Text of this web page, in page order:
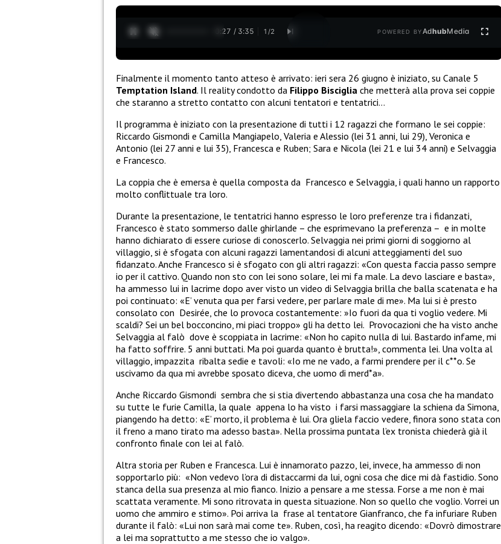
0:28 / 3:35 1 /2 POWERED BYAdhubMedia
Finalmente il momento tanto atteso è arrivato: ieri sera 26 giugno è iniziato, su Canale 5
Temptation Island. Il reality condotto da Filippo Bisciglia che metterà alla prova sei coppie
che staranno a stretto contatto con alcuni tentatori e tentatrici…
Il programma è iniziato con la presentazione di tutti i 12 ragazzi che formano le sei coppie:
Riccardo Gismondi e Camilla Mangiapelo, Valeria e Alessio (lei 31 anni, lui 29), Veronica e
Antonio (lei 27 anni e lui 35), Francesca e Ruben; Sara e Nicola (lei 21 e lui 34 anni) e Selvaggia
e Francesco.
La coppia che è emersa è quella composta da Francesco e Selvaggia, i quali hanno un rapporto
molto conflittuale tra loro.
Durante la presentazione, le tentatrici hanno espresso le loro preferenze tra i fidanzati,
Francesco è stato sommerso dalle ghirlande – che esprimevano la preferenza – e in molte
hanno dichiarato di essere curiose di conoscerlo. Selvaggia nei primi giorni di soggiorno al
villaggio, si è sfogata con alcuni ragazzi lamentandosi di alcuni atteggiamenti del suo
fidanzato.Anche Francesco si è sfogato con gli altri ragazzi: «Con questa faccia passo sempre
io per il cattivo. Quando non sto con lei sono solare, lei mi fa male. La devo lasciare e basta»,
ha ammesso lui in lacrime dopo aver visto un video di Selvaggia brilla che balla scatenata e ha
poi continuato: «E’ venuta qua per farsi vedere, per parlare male di me». Ma lui si è presto
consolato con Desirée , che lo provoca costantemente: »Io fuori da qua ti voglio vedere. Mi
scaldi? Sei un bel bocconcino, mi piaci troppo» gli ha detto lei. Provocazioni che ha visto anche
Selvaggia al falò dove è scoppiata in lacrime: «Non ho capito nulla di lui. Bastardo infame, mi
ha fatto soffrire. 5 anni buttati. Ma poi guarda quanto è brutta!», commenta lei. Una volta al
villaggio, impazzita ribalta sedie e tavoli: «Io me ne vado, a farmi prendere per il c**o. Se
uscivamo da qua mi avrebbe sposato diceva, che uomo di merd*a».
Anche Riccardo Gismondi sembra che si stia divertendo abbastanza una cosa che ha mandato
su tutte le furie Camilla , la quale appena lo ha visto i farsi massaggiare la schiena da Simona
piangendo ha detto: «E’ morto, il problema è lui. Ora gliela faccio vedere, finora sono stata con
il freno a mano tirato ma adesso basta». Nella prossima puntata l’ex tronista chiederà già il
confronto finale con lei al falò.
Altra storia per Ruben e Francesca. Lui è innamorato pazzo, lei, invece, ha ammesso di non
sopportarlo più: «Non vedevo l’ora di distaccarmi da lui, ogni cosa che dice mi dà fastidio. Sono
stanca della sua presenza al mio fianco. Inizio a pensare a me stessa. Forse a me non è mai
scattata veramente. Mi sono ritrovata in questa situazione. Non so quello che voglio. Vorrei un
uomo che ammiro e stimo». Poi arriva la frase al tentatore Gianfranco , che fa infuriare Ruben
durante il falò: «Lui non sarà mai come te». Ruben, così, ha reagito dicendo: «Dovrò dimostrare
a lei ma soprattutto a me stesso che io valgo».